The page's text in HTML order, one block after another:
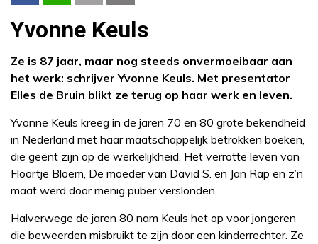
Yvonne Keuls
Ze is 87 jaar, maar nog steeds onvermoeibaar aan
het werk: schrijver Yvonne Keuls. Met presentator
Elles de Bruin blikt ze terug op haar werk en leven.
Yvonne Keuls kreeg in de jaren 70 en 80 grote bekendheid
in Nederland met haar maatschappelijk betrokken boeken,
die geënt zijn op de werkelijkheid. Het verrotte leven van
Floortje Bloem, De moeder van David S. en Jan Rap en z’n
maat werd door menig puber verslonden.
Halverwege de jaren 80 nam Keuls het op voor jongeren
die beweerden misbruikt te zijn door een kinderrechter. Ze